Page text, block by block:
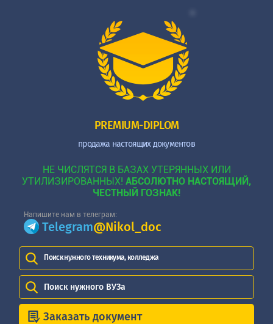
PREMIUM-DIPLOM
продажа настоящих документов
НЕ ЧИСЛЯТСЯ В БАЗАХ УТЕРЯННЫХ ИЛИ
УТИЛИЗИРОВАННЫХ! АБСОЛЮТНО НАСТОЯЩИЙ,
ЧЕСТНЫЙ ГОЗНАК!
Напишите нам в телеграм:
Telegram@Nikol_doc
Поиск нужного техникума, колледжа
Поиск нужного ВУЗа
Заказать документ